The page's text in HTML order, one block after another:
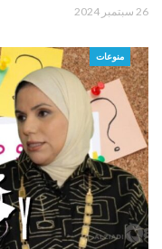
26 سبتمبر 2024
منوعات